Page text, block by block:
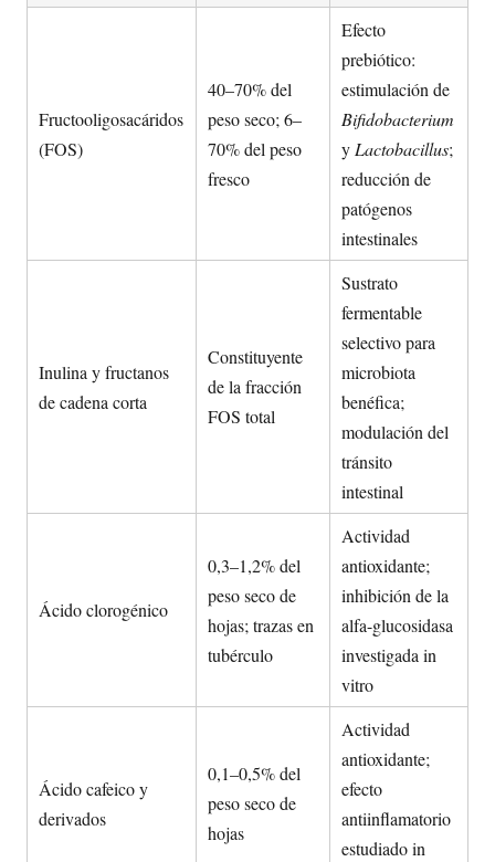
Fructooligosacáridos
(FOS)
40–70% del
peso seco; 6–
70% del peso
fresco
Efecto
prebiótico:
estimulación de
Bifidobacterium
y Lactobacillus;
reducción de
patógenos
intestinales
Inulina y fructanos
de cadena corta
Constituyente
de la fracción
FOS total
Sustrato
fermentable
selectivo para
microbiota
benéfica;
modulación del
tránsito
intestinal
Ácido clorogénico
0,3–1,2% del
peso seco de
hojas; trazas en
tubérculo
Actividad
antioxidante;
inhibición de la
alfa-glucosidasa
investigada in
vitro
Ácido cafeico y
derivados
0,1–0,5% del
peso seco de
hojas
Actividad
antioxidante;
efecto
antiinflamatorio
estudiado in